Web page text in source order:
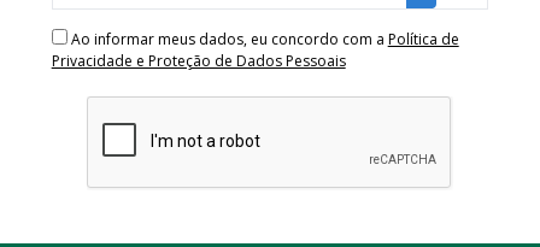
Ao informar meus dados, eu concordo com a Política de
Privacidade e Proteção de Dados Pessoais